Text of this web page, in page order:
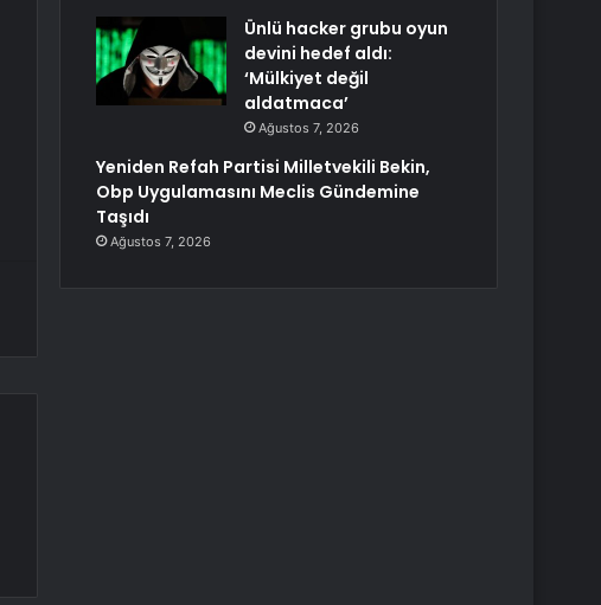
Ünlü hacker grubu oyun
devini hedef aldı:
‘Mülkiyet değil
aldatmaca’
Ağustos 7, 2026
Yeniden Refah Partisi Milletvekili Bekin,
Obp Uygulamasını Meclis Gündemine
Taşıdı
Ağustos 7, 2026